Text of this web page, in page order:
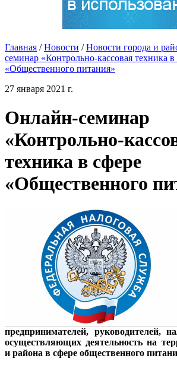
Главная / Новости / Новости города и
семинар «Контрольно-кассовая техника в
«Общественного питания»
27 января 2021 г.
Онлайн-семинар
«Контрольно-
техника в сфере
«Общественного
предпринимателей, руководителей,
осуществляющих деятельность на
и района в сфере общественного